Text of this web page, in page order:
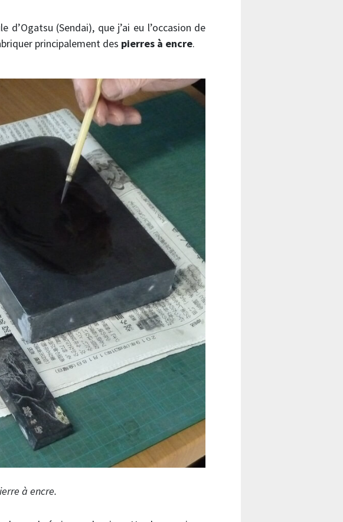
(Sendai), que j’ai eu l’occasion de
principalement des pierres à encre.
à encre.